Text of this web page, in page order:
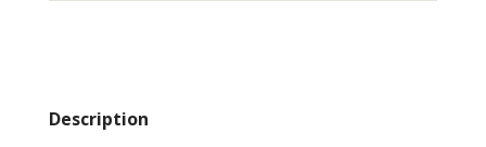
Description